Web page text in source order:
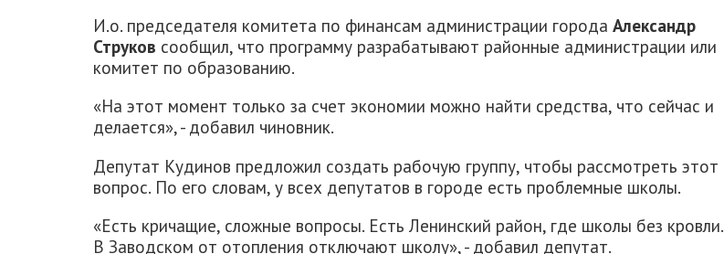
И.о. председателя комитета по финансам администрации города Александр
Струков сообщил, что программу разрабатывают районные администрации или
комитет по образованию.
«На этот момент только за счет экономии можно найти средства, что сейчас и
делается», - добавил чиновник.
Депутат Кудинов предложил создать рабочую группу, чтобы рассмотреть этот
вопрос. По его словам, у всех депутатов в городе есть проблемные школы.
«Есть кричащие, сложные вопросы. Есть Ленинский район, где школы без кровли.
В Заводском от отопления отключают школу», - добавил депутат.